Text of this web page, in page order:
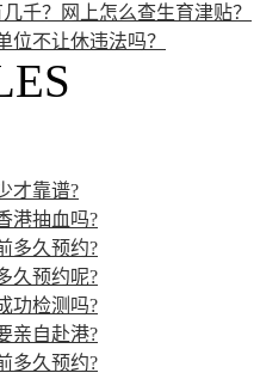
千？网上怎么查生育津贴？
位不让休违法吗？
才靠谱?
港抽血吗?
多久预约?
久预约呢?
功检测吗?
亲自赴港?
多久预约?